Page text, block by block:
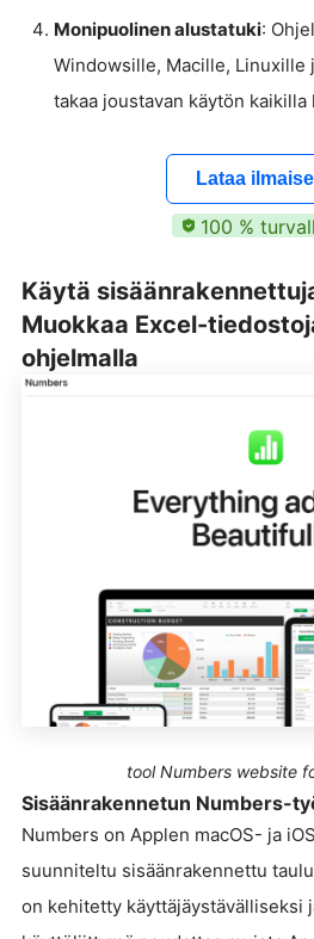
Monipuolinen alustatuki:
Windowsille, Macille,
takaa joustavan käytön kaikilla
Lataa
100 %
Käytä
Muokkaa Excel-
ohjelmalla
tool Numbers website
Sisäänrakennetun Numbers-
Numbers on Applen macOS- ja
suunniteltu sisäänrakennettu
on kehitetty käyttäjäystävälliseksi